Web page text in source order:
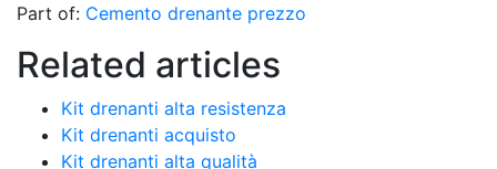
Part of: Cemento drenante prezzo
Related articles
Kit drenanti alta resistenza
Kit drenanti acquisto
Kit drenanti alta qualità